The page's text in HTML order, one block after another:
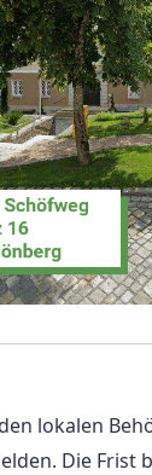
lokalen
Die Frist